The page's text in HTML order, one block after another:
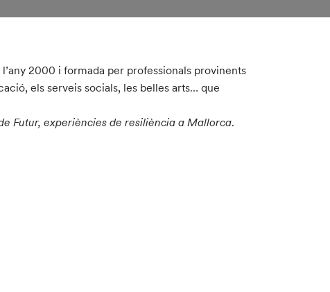
2000 i formada per professionals provinents
els serveis socials, les belles arts… que
Futur, experiències de resiliència a Mallorca.